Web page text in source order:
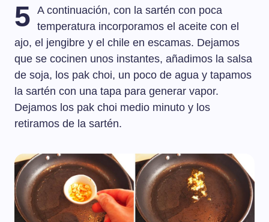
5
A continuación, con la sartén con poca
temperatura incorporamos el aceite con el
ajo, el jengibre y el chile en escamas. Dejamos
que se cocinen unos instantes, añadimos la salsa
de soja, los pak choi, un poco de agua y tapamos
la sartén con una tapa para generar vapor.
Dejamos los pak choi medio minuto y los
retiramos de la sartén.